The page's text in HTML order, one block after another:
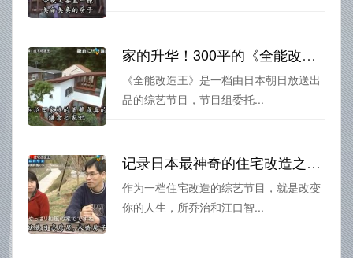
家的升华！300平的《全能改造王》可以让你的房子变成顶尖住宅
《全能改造王》是一档由日本朝日放送出
品的综艺节目，节目组委托...
记录日本最神奇的住宅改造之旅：《全能改造王》日本2020
作为一档住宅改造的综艺节目，就是改变
你的人生，所乔治和江口智...